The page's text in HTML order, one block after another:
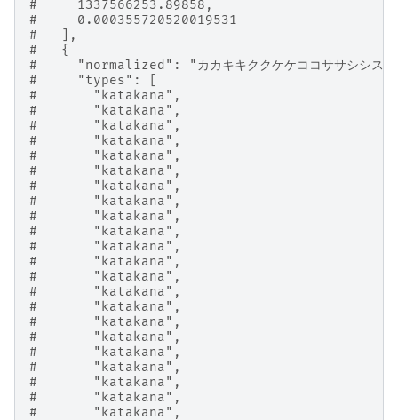
#     1337566253.89858,
#     0.000355720520019531
#   ],
#   {
#     "normalized": "カカキキククケケココササシシススセ
#     "types": [
#       "katakana",
#       "katakana",
#       "katakana",
#       "katakana",
#       "katakana",
#       "katakana",
#       "katakana",
#       "katakana",
#       "katakana",
#       "katakana",
#       "katakana",
#       "katakana",
#       "katakana",
#       "katakana",
#       "katakana",
#       "katakana",
#       "katakana",
#       "katakana",
#       "katakana",
#       "katakana",
#       "katakana",
#       "katakana",